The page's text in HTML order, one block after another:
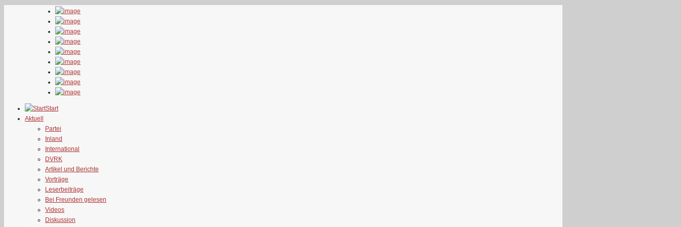
Start
Aktuell
Partei
Inland
International
DVRK
Artikel und Berichte
Vorträge
Leserbeiträge
Bei Freunden gelesen
Videos
Diskussion